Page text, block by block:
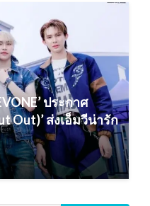
ประกาศ
Out)’ ส่งเอ็มวีน่ารัก